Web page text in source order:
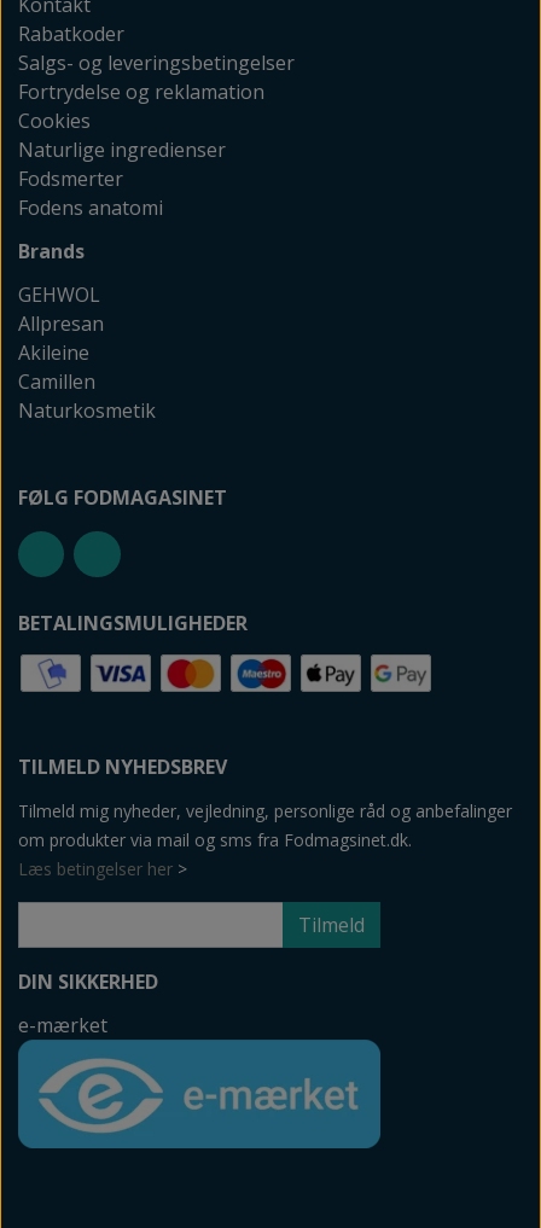
Rabatkoder
Salgs- og leveringsbetingelser
Fortrydelse og reklamation
Cookies
Naturlige ingredienser
Fodsmerter
Fodens anatomi
Brands
GEHWOL
Allpresan
Akileine
Camillen
Naturkosmetik
FØLG FODMAGASINET
BETALINGSMULIGHEDER
TILMELD NYHEDSBREV
Tilmeld mig nyheder, vejledning, personlige råd og anbefalinger
om produkter via mail og sms fra Fodmagsinet.dk.
Læs betingelser her >
Tilmeld
DIN SIKKERHED
e-mærket